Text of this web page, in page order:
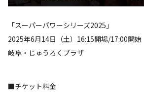
「スーパーパワーシリーズ2025」
2025年6月14日（土）16:15開場/17:00開始
岐阜・じゅうろくプラザ
■チケット料金